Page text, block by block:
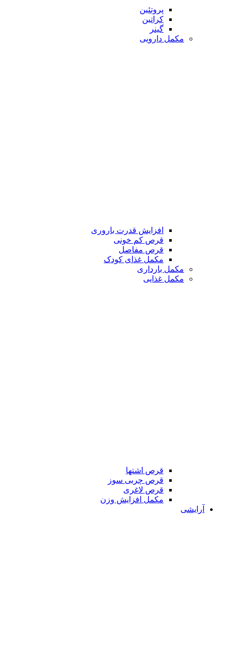
پروتئین
کراتین
گینر
مکمل دارویی
افزایش قدرت باروری
قرص کم خونی
قرص مفاصل
مکمل غذای کودک
مکمل بارداری
مکمل غذایی
قرص اشتها
قرص چربی سوز
قرص لاغری
مکمل افزایش وزن
آرایشی